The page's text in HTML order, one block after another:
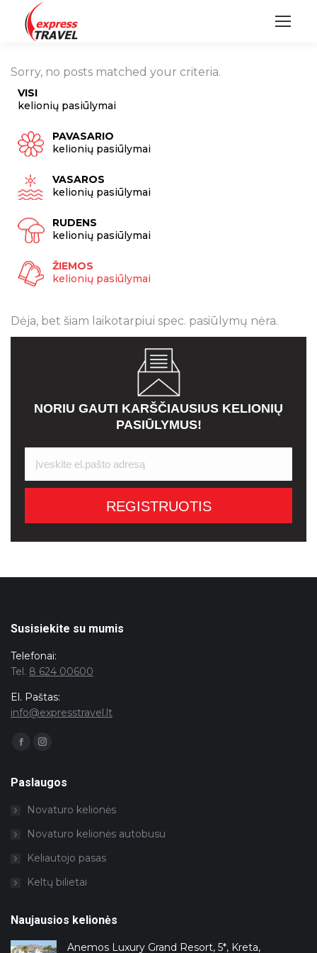
Sorry, no posts matched your criteria.
VISI
kelionių pasiūlymai
PAVASARIO
kelionių pasiūlymai
VASAROS
kelionių pasiūlymai
RUDENS
kelionių pasiūlymai
ŽIEMOS
kelionių pasiūlymai
Dėja, bet šiam laikotarpiui spec. pasiūlymų nėra.
NORIU GAUTI KARŠČIAUSIUS KELIONIŲ
PASIŪLYMUS!
Susisiekite su mumis
Telefonai:
Tel. 8 624 00600
El. Paštas:
info@expresstravel.lt
Facebook
new
Instagram
new
Paslaugos
Novaturo kelionės
Novaturo kelionės autobusu
Keliautojo pasas
Keltų bilietai
Naujausios kelionės
Anemos Luxury Grand Resort, 5*, Kreta,